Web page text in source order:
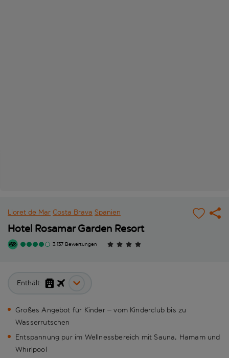
Lloret de Mar Costa Brava Spanien
Hotel Rosamar Garden Resort
3.137 Bewertungen
Enthält:
Großes Angebot für Kinder – vom Kinderclub bis zu
Wasserrutschen
Entspannung pur im Wellnessbereich mit Sauna, Hamam und
Whirlpool